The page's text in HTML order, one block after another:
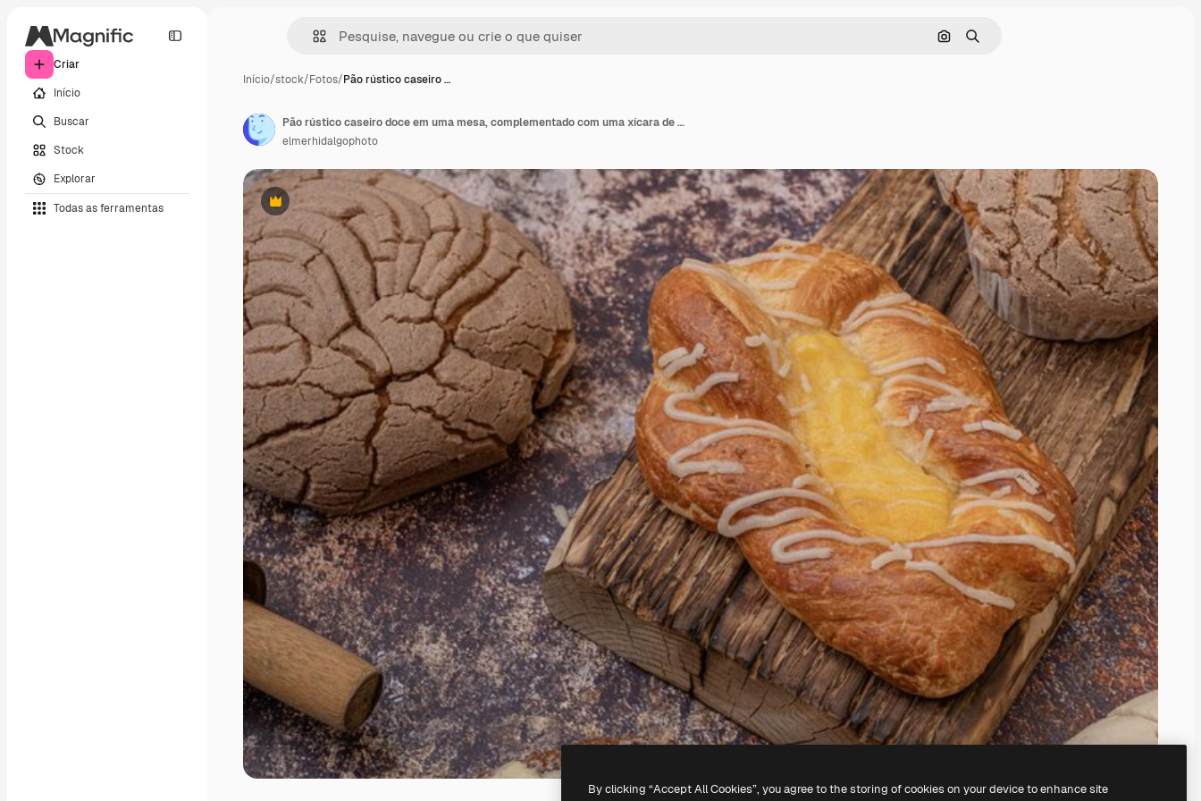
Criar
Início
Buscar
Stock
Explorar
Todas as ferramentas
Pesquisar por imagem
Buscar
Início/stock/Fotos/Pão rústico caseiro …
Premium
Pão rústico caseiro doce em uma mesa, complementado com uma xícara de café, peça de padaria tradicional
elmerhidalgophoto
By clicking “Accept All Cookies”, you agree to the storing of cookies on your device to enhance site